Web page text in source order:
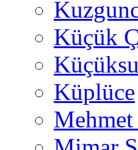
Küçük
Küçüksu
Küplüce